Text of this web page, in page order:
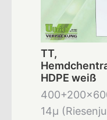
TT,
HDPE weiß
14µ